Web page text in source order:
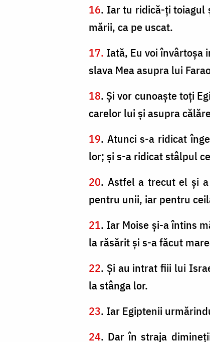
16. Iar tu ridică-ți toiagul
mării, ca pe uscat.
17. Iată, Eu voi învârtoşa
slava Mea asupra lui
18. Şi vor cunoaşte toţi
carelor lui şi asupra
19. Atunci s-a ridicat
lor; şi s-a ridicat stâlpul
20. Astfel a trecut el şi
pentru unii, iar pentru
21. Iar Moise şi-a întins
la răsărit şi s-a făcut
22. Şi au intrat fiii lui
la stânga lor.
23. Iar Egiptenii
24. Dar în straja